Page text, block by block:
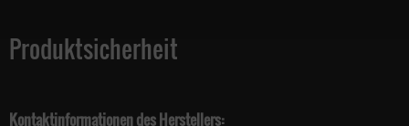
Produktsicherheit
Kontaktinformationen des Herstellers: